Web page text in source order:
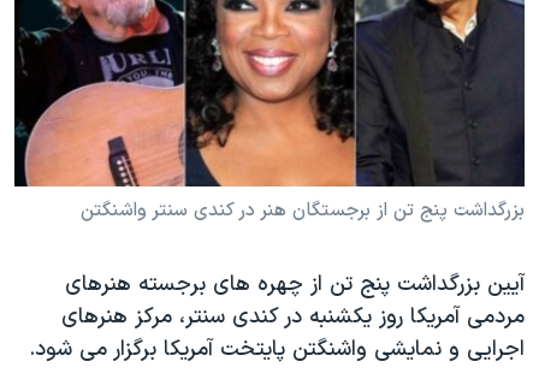
فرهنگ و زندگی
آرشیو پخش زنده
مستندها
انتخابات ریاست جمهوری آمریکا ۲۰۲۴
حمله جمهوری اسلامی به اسرائیل
مجموعه مستندهای دادخواهی
تریبونال مردمی آبان ۹۸
دنبال کنید
زبانهای مختلف
بزرگداشت پنج تن از برجستگان هنر در کندی سنتر واشنگتن
آیین بزرگداشت پنج تن از چهره های برجسته هنرهای
مردمی آمریکا روز یکشنبه در کندی سنتر، مرکز هنرهای
اجرایی و نمایشی واشنگتن پایتخت آمریکا برگزار می شود.